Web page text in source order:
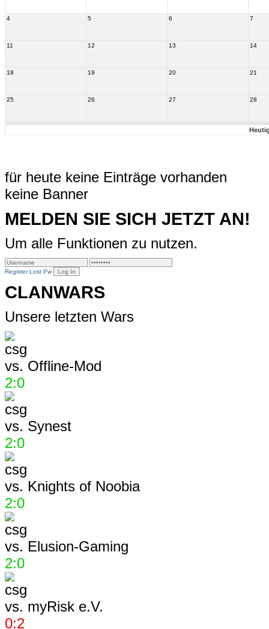
4 5 6 7
11 12 13 14
18 19 20 21
25 26 27 28
für heute keine Einträge vorhanden
keine Banner
MELDEN SIE SICH JETZT AN!
Um alle Funktionen zu nutzen.
Register Lost Pw
CLANWARS
Unsere letzten Wars
vs. Offline-Mod
2:0
vs. Synest
2:0
vs. Knights of Noobia
2:0
vs. Elusion-Gaming
2:0
vs. myRisk e.V.
0:2